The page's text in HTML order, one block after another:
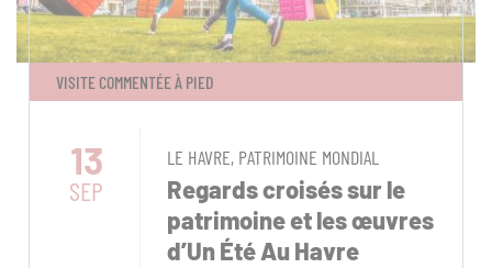
VISITE COMMENTÉE À PIED
13
SEP
LE HAVRE, PATRIMOINE MONDIAL
Regards croisés sur le
patrimoine et les œuvres
d’Un Été Au Havre